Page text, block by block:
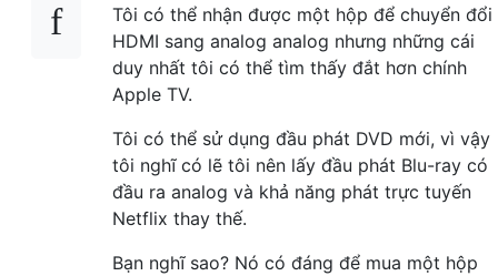
Tôi có thể nhận được một hộp để chuyển đổi
HDMI sang analog analog nhưng những cái
duy nhất tôi có thể tìm thấy đắt hơn chính
Apple TV.
Tôi có thể sử dụng đầu phát DVD mới, vì vậy
tôi nghĩ có lẽ tôi nên lấy đầu phát Blu-ray có
đầu ra analog và khả năng phát trực tuyến
Netflix thay thế.
Bạn nghĩ sao? Nó có đáng để mua một hộp